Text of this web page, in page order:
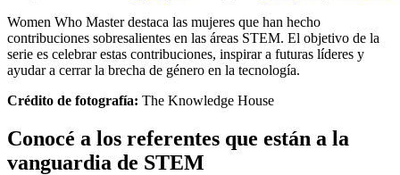
Women Who Master destaca las mujeres que han hecho
contribuciones sobresalientes en las áreas STEM. El objetivo de la
serie es celebrar estas contribuciones, inspirar a futuras líderes y
ayudar a cerrar la brecha de género en la tecnología.
Crédito de fotografía: The Knowledge House
Conocé a los referentes que están a la
vanguardia de STEM